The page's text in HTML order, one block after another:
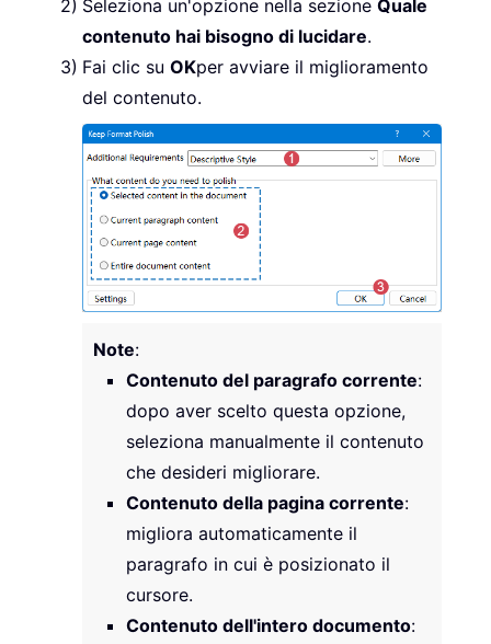
Seleziona un'opzione nella sezione Quale
contenuto hai bisogno di lucidare.
Fai clic su OKper avviare il miglioramento
del contenuto.
Note:
Contenuto del paragrafo corrente:
dopo aver scelto questa opzione,
seleziona manualmente il contenuto
che desideri migliorare.
Contenuto della pagina corrente:
migliora automaticamente il
paragrafo in cui è posizionato il
cursore.
Contenuto dell'intero documento: